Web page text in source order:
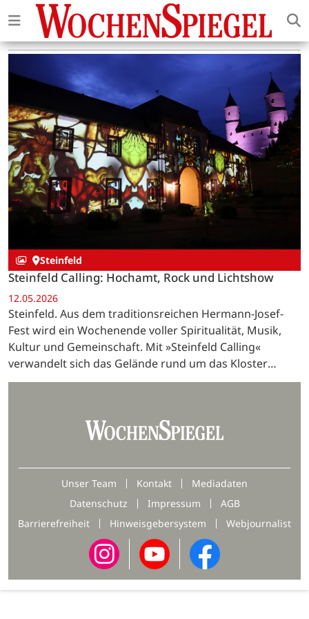
Steinfeld
Steinfeld Calling: Hochamt, Rock und Lichtshow
12.05.2026
Steinfeld. Aus dem traditionsreichen Hermann-Josef-
Fest wird ein Wochenende voller Spiritualität, Musik,
Kultur und Gemeinschaft. Mit »Steinfeld Calling«
verwandelt sich das Gelände rund um das Kloster
Steinfeld am 16. und 17. Mai in einen besonderen Ort
Unser Team Kontakt
Mediadaten
Datenschutz
Impressum
AGB
Barrierefreiheit
Hinweisgebersystem Webjournalist